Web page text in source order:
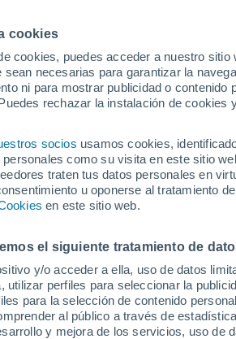
cookies
cookies, puedes acceder a nuestro
necesarias para garantizar la
ni para mostrar publicidad o
rechazar la instalación de
socios usamos cookies,
como su visita en este sitio
traten tus datos personales en
u oponerse al tratamiento
en este sitio web.
el siguiente tratamiento de
y/o acceder a ella, uso de datos
utilizar perfiles para seleccionar la
para la selección de contenido
al público a través de
y mejora de los servicios, uso de
masivo
Indonesia
impactantes, derribando decenas
zona.